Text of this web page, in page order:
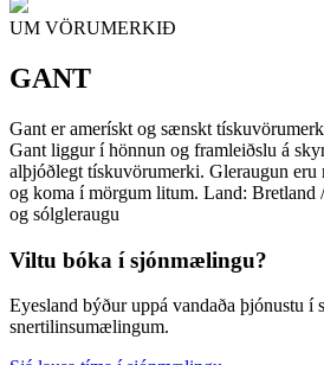
UM VÖRUMERKIÐ
GANT
Gant er amerískt og sænskt
Gant liggur í hönnun og framleiðslu á
alþjóðlegt tískuvörumerki. Gleraugun eru
og koma í mörgum litum. Land:
og sólgleraugu
Viltu bóka í sjónmælingu?
Eyesland býður uppá vandaða þjónustu
snertilinsumælingum.